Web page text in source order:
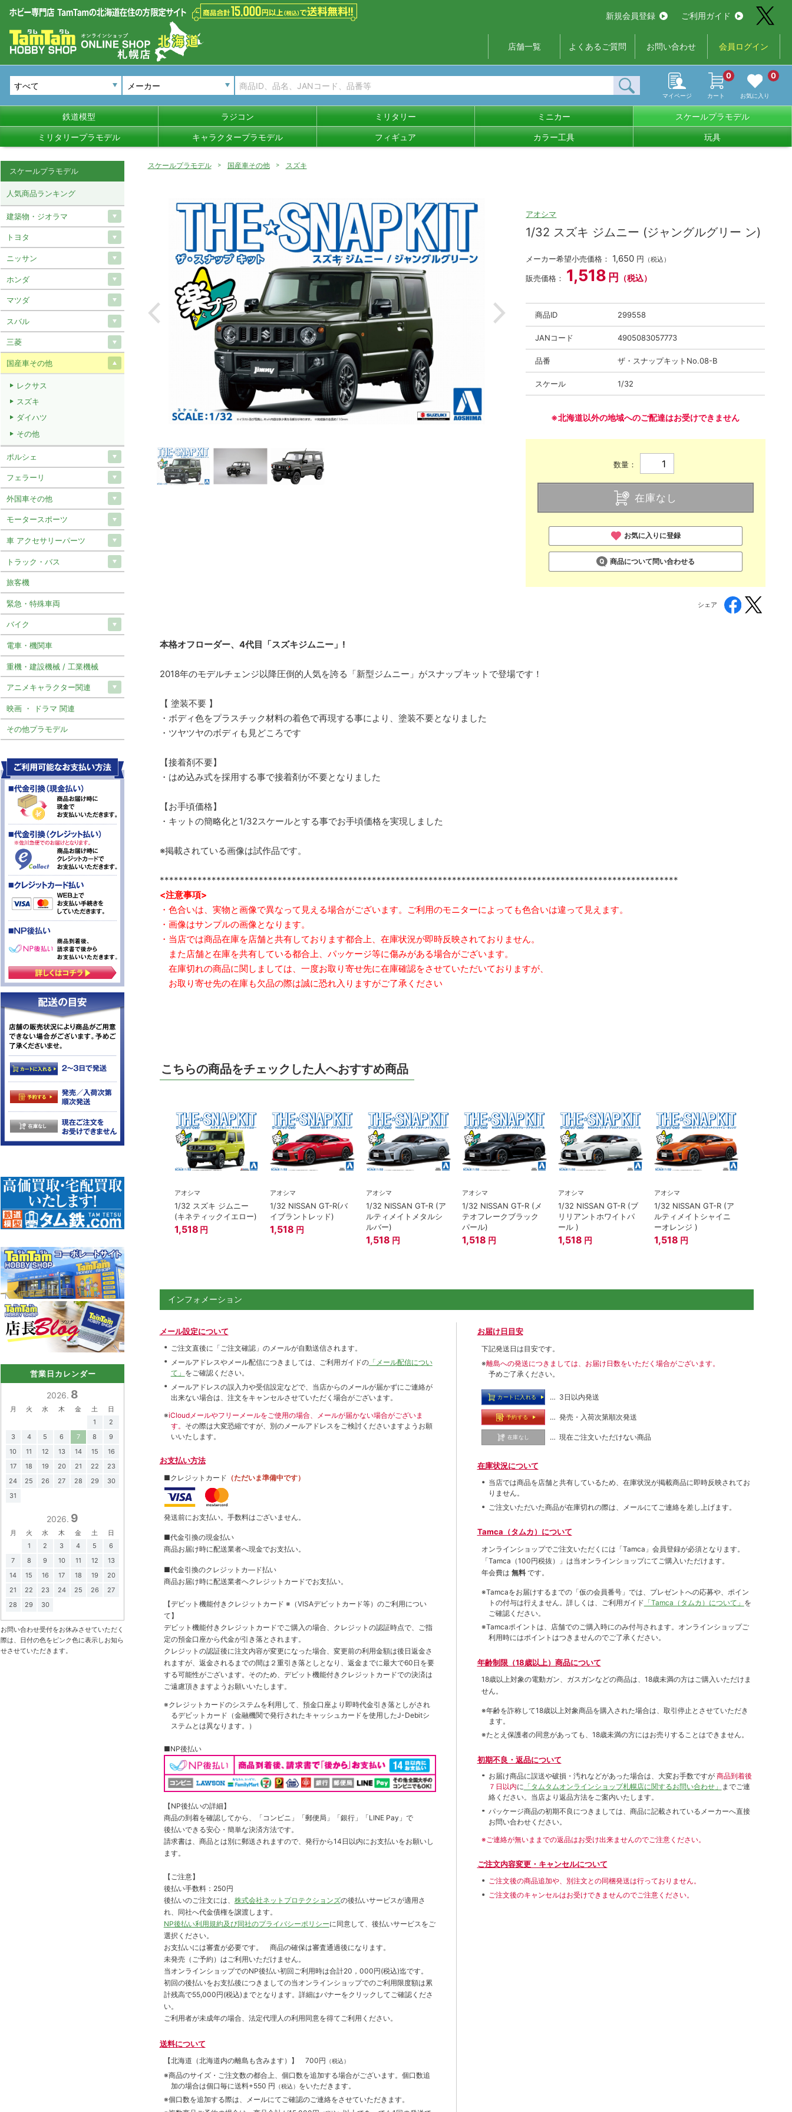
新規会員登録 ご利用ガイド
店舗一覧 よくあるご質問 お問い合わせ 会員ログイン
メーカー
マイページ カート
0
お気に入り
0
鉄道模型 ラジコン ミリタリー ミニカー スケールプラモデル
ミリタリープラモデル キャラクタープラモデル フィギュア カラー工具 玩具
スケールプラモデル 国産車その他 スズキ
アオシマ
1/32 スズキ ジムニー (ジャングルグリー ン)
メーカー希望小売価格： 1,650 円 （税込）
販売価格： 1,518 円 （税込）
商品ID 299558
JANコード 4905083057773
品番 ザ・スナップキットNo.08-B
スケール 1/32
※北海道以外の地域へのご配達はお受けできません
数量：
在庫なし
お気に入りに登録
商品について問い合わせる
シェア
本格オフローダー、4代目「スズキジムニー」!
2018年のモデルチェンジ以降圧倒的人気を誇る「新型ジムニー」がスナップキットで登場です！
【 塗装不要 】
・ボディ色をプラスチック材料の着色で再現する事により、塗装不要となりました
・ツヤツヤのボディも見どころです
【接着剤不要】
・はめ込み式を採用する事で接着剤が不要となりました
【お手頃価格】
・キットの簡略化と1/32スケールとする事でお手頃価格を実現しました
※掲載されている画像は試作品です。
**************************************************************************************************************
<注意事項>
・色合いは、実物と画像で異なって見える場合がございます。ご利用のモニターによっても色合いは違って見えます。
・画像はサンプルの画像となります。
・当店では商品在庫を店舗と共有しております都合上、在庫状況が即時反映されておりません。
また店舗と在庫を共有している都合上、パッケージ等に傷みがある場合がございます。
在庫切れの商品に関しましては、一度お取り寄せ先に在庫確認をさせていただいておりますが、
お取り寄せ先の在庫も欠品の際は誠に恐れ入りますがご了承ください
こちらの商品をチェックした人へおすすめ商品
アオシマ
1/32 スズキ ジムニー
(キネティックイエロー)
1,518 円
アオシマ
1/32 NISSAN GT-R(バ
イブラントレッド)
1,518 円
アオシマ
1/32 NISSAN GT-R (ア
ルティメイトメタルシ
ルバー)
1,518 円
アオシマ
1/32 NISSAN GT-R (メ
テオフレークブラック
パール)
1,518 円
アオシマ
1/32 NISSAN GT-R (ブ
リリアントホワイトパ
ール )
1,518 円
アオシマ
1/32 NISSAN GT-R (ア
ルティメイトシャイニ
ーオレンジ )
1,518 円
インフォメーション
メール設定について
ご注文直後に「ご注文確認」のメールが自動送信されます。
メールアドレスやメール配信につきましては、ご利用ガイドの「メール配信につい
て」 をご確認ください。
メールアドレスの誤入力や受信設定などで、当店からのメールが届かずにご連絡が
出来ない場合は、注文をキャンセルさせていただく場合がございます。
※iCloudメールやフリーメールをご使用の場合、メールが届かない場合がございま
す。 その際は大変恐縮ですが、別のメールアドレスをご検討くださいますようお願
いいたします。
お支払い方法
■クレジットカード （ただいま準備中です）
発送前にお支払い。手数料はございません。
■代金引換の現金払い
商品お届け時に配送業者へ現金でお支払い。
■代金引換のクレジットカ―ド払い
商品お届け時に配送業者へクレジットカードでお支払い。
【デビット機能付きクレジットカード ※（VISAデビットカード等） のご利用につい
て】
デビット機能付きクレジットカードでご購入の場合、クレジットの認証時点で、ご指
定の預金口座から代金が引き落とされます。
クレジットの認証後に注文内容が変更になった場合、変更前の利用金額は後日返金さ
れますが、返金されるまでの間は２重引き落としとなり、返金までに最大で60日を要
する可能性がございます。そのため、デビット機能付きクレジットカードでの決済は
ご遠慮頂きますようお願いいたします。
※クレジットカードのシステムを利用して、預金口座より即時代金引き落としがされ
るデビットカード（金融機関で発行されたキャッシュカードを使用したJ-Debitシ
ステムとは異なります。）
■NP後払い
【NP後払いの詳細】
商品の到着を確認してから、「コンビニ」「郵便局」「銀行」「LINE Pay」で
後払いできる安心・簡単な決済方法です。
請求書は、商品とは別に郵送されますので、発行から14日以内にお支払いをお願いし
ます。
【ご注意】
後払い手数料：250円
後払いのご注文には、 株式会社ネットプロテクションズの後払いサービスが適用さ
れ、同社へ代金債権を譲渡します。
NP後払い利用規約及び同社のプライバシーポリシーに同意して、後払いサービスをご
選択ください。
お支払いには審査が必要です。 商品の確保は審査通過後になります。
未発売（ご予約）はご利用いただけません。
当オンラインショップでのNP後払い初回ご利用時は合計20，000円(税込)迄です。
初回の後払いをお支払後につきましての当オンラインショップでのご利用限度額は累
計残高で55,000円(税込)までとなります。詳細はバナーをクリックしてご確認くださ
い。
ご利用者が未成年の場合、法定代理人の利用同意を得てご利用ください。
送料について
【北海道（北海道内の離島も含みます）】 700円 （税込）
※商品のサイズ・ご注文数の都合上、個口数を追加する場合がございます。個口数追
加の場合は個口毎に送料+550 円 （税込） をいただきます。
※個口数を追加する際は、メールにてご確認のご連絡をさせていただきます。
お届け日目安
下記発送日は目安です。
※離島への発送につきましては、お届け日数をいただく場合がございます。
予めご了承ください。
カートに入れる … 3日以内発送
予約する … 発売・入荷次第順次発送
在庫なし … 現在ご注文いただけない商品
在庫状況について
当店では商品を店舗と共有しているため、在庫状況が掲載商品に即時反映されてお
りません。
ご注文いただいた商品が在庫切れの際は、メールにてご連絡を差し上げます。
Tamca（タムカ）について
オンラインショップでご注⽂いただくには「Tamca」会員登録が必須となります。
「Tamca （100円税抜）
」は当オンラインショップにてご購⼊いただけます。
年会費は 無料 です。
※Tamcaをお届けするまでの「仮の会員番号」では、プレゼントへの応募や、ポイン
トの付与は⾏えません。詳しくは、ご利⽤ガイド 「Tamca（タムカ）について」 を
ご確認ください。
※Tamcaポイントは、店舗でのご購⼊時にのみ付与されます。オンラインショップご
利用時にはポイントはつきませんのでご了承ください。
年齢制限（18歳以上）商品について
18歳以上対象の電動ガン、ガスガンなどの商品は、18歳未満の方はご購入いただけま
せん。
※年齢を詐称して18歳以上対象商品を購入された場合は、取引停止とさせていただき
ます。
※たとえ保護者の同意があっても、18歳未満の方にはお売りすることはできません。
初期不良・返品について
お届け商品に誤送や破損・汚れなどがあった場合は、大変お手数ですが 商品到着後
７日以内に 「タムタムオンラインショップ札幌店に関するお問い合わせ」 までご連
絡ください。当店より返品方法をご案内いたします。
パッケージ商品の初期不良につきましては、商品に記載されているメーカーへ直接
お問い合わせください。
※ご連絡が無いままでの返品はお受け出来ませんのでご注意ください。
ご注文内容変更・キャンセルについて
ご注文後の商品追加や、別注文との同梱発送は行っておりません。
ご注文後のキャンセルはお受けできませんのでご注意ください。
スケールプラモデル
人気商品ランキング
建築物・ジオラマ
トヨタ
ニッサン
ホンダ
マツダ
スバル
三菱
国産車その他
レクサス
スズキ
ダイハツ
その他
ポルシェ
フェラーリ
外国車その他
モータースポーツ
車 アクセサリーパーツ
トラック・バス
旅客機
緊急・特殊車両
バイク
電車・機関車
重機・建設機械 / 工業機械
アニメキャラクター関連
映画 ・ ドラマ 関連
その他プラモデル
営業日カレンダー
2026. 8
月 火 水 木 金 土
日
1
2
3
4 5 6 7 8
9
10
11 12 13 14 15
16
17
18 19 20 21 22
23
24
25 26 27 28 29
30
31
2026. 9
月 火 水 木 金 土
日
1
2 3 4 5
6
7
8 9 10 11 12
13
14
15 16 17 18 19
20
21
22 23 24 25 26
27
28
29 30
お問い合わせ受付をお休みさせていただく
際は、日付の色をピンク色に表示しお知ら
せさせていただきます。